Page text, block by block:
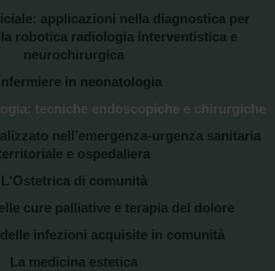
applicazioni nella diagnostica per
robotica radiologia interventistica e
neurochirurgica
in neonatologia
tecniche endoscopiche e chirurgiche
nell’emergenza-urgenza sanitaria
e ospedaliera
L'Ostetrica di comunità
cure palliative e terapia del dolore
infezioni acquisite in comunità
La medicina estetica